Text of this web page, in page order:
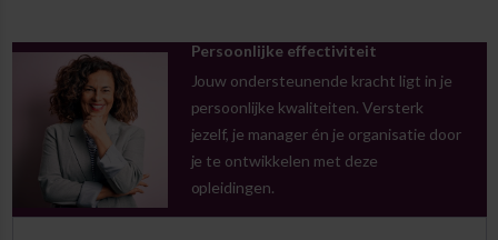
Persoonlijke effectiviteit
Jouw ondersteunende kracht ligt in je
persoonlijke kwaliteiten. Versterk
jezelf, je manager én je organisatie door
je te ontwikkelen met deze
opleidingen.